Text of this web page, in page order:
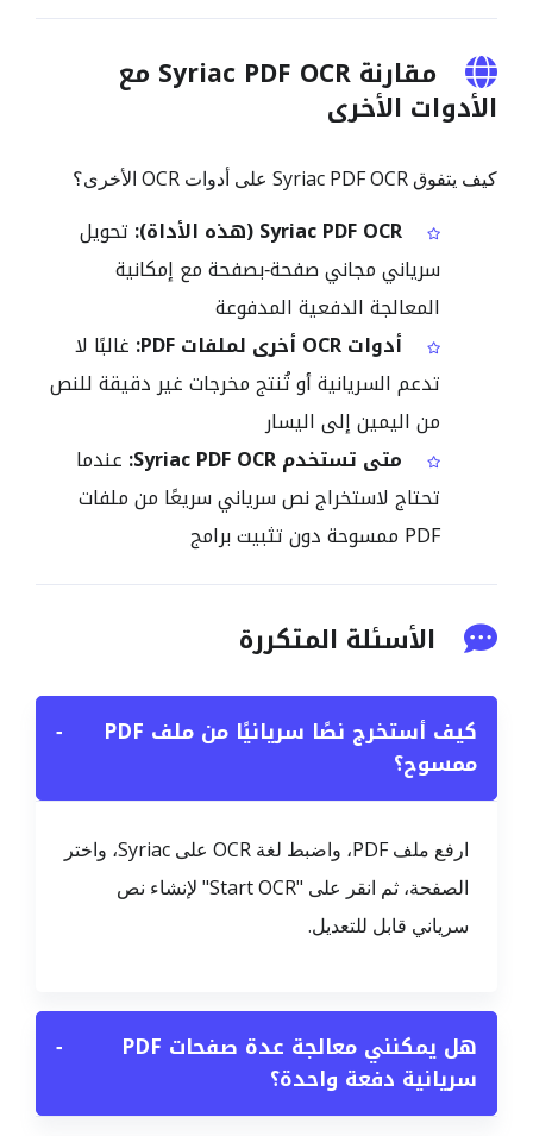
مقارنة Syriac PDF OCR مع
الأدوات الأخرى
كيف يتفوق Syriac PDF OCR على أدوات OCR الأخرى؟
Syriac PDF OCR (هذه الأداة):
تحويل
سرياني مجاني صفحة‑بصفحة مع إمكانية
المعالجة الدفعية المدفوعة
أدوات OCR أخرى لملفات PDF:
غالبًا لا
تدعم السريانية أو تُنتج مخرجات غير دقيقة للنص
من اليمين إلى اليسار
متى تستخدم Syriac PDF OCR:
عندما
تحتاج لاستخراج نص سرياني سريعًا من ملفات
PDF ممسوحة دون تثبيت برامج
الأسئلة المتكررة
كيف أستخرج نصًا سريانيًا من ملف PDF
ممسوح؟
−
ارفع ملف PDF، واضبط لغة OCR على Syriac، واختر
الصفحة، ثم انقر على "Start OCR" لإنشاء نص
سرياني قابل للتعديل.
هل يمكنني معالجة عدة صفحات PDF
سريانية دفعة واحدة؟
−